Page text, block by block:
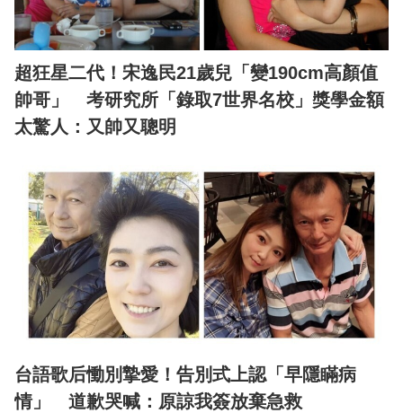
超狂星二代！宋逸民21歲兒「變190cm高顏值
帥哥」 考研究所「錄取7世界名校」獎學金額
太驚人：又帥又聰明
台語歌后慟別摯愛！告別式上認「早隱瞞病
情」 道歉哭喊：原諒我簽放棄急救